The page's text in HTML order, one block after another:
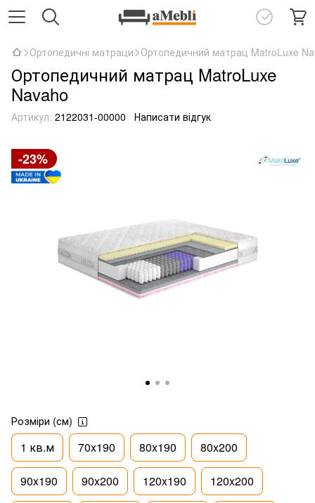
Ортопедичні матраци Ортопедичний матрац MatroLuxe
Ортопедичний матрац MatroLuxe
Navaho
Артикул: 2122031-00000 Написати відгук
-23%
Розміри (см)
1 кв.м 70x190 80x190 80x200
90x190 90x200 120x190 120x200